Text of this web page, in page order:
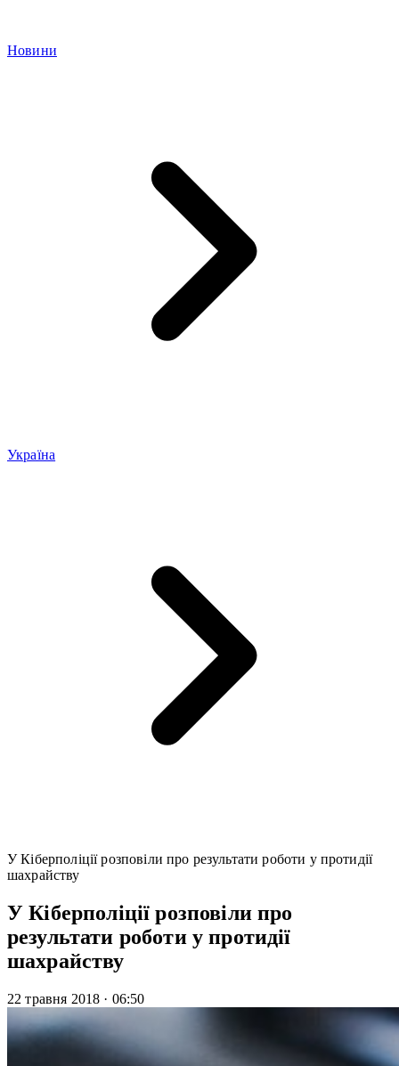
Новини
Україна
У Кіберполіції розповіли про результати роботи у протидії
шахрайству
У Кіберполіції розповіли про
результати роботи у протидії
шахрайству
22 травня 2018 · 06:50